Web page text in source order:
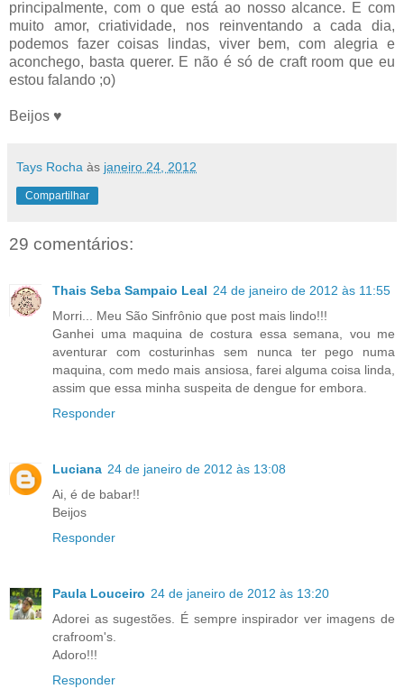
principalmente, com o que está ao nosso alcance. E com
muito amor, criatividade, nos reinventando a cada dia,
podemos fazer coisas lindas, viver bem, com alegria e
aconchego, basta querer. E não é só de craft room que eu
estou falando ;o)
Beijos ♥
Tays Rocha às janeiro 24, 2012
Compartilhar
29 comentários:
Thais Seba Sampaio Leal 24 de janeiro de 2012 às 11:55
Morri... Meu São Sinfrônio que post mais lindo!!!
Ganhei uma maquina de costura essa semana, vou me
aventurar com costurinhas sem nunca ter pego numa
maquina, com medo mais ansiosa, farei alguma coisa linda,
assim que essa minha suspeita de dengue for embora.
Responder
Luciana 24 de janeiro de 2012 às 13:08
Ai, é de babar!!
Beijos
Responder
Paula Louceiro 24 de janeiro de 2012 às 13:20
Adorei as sugestões. É sempre inspirador ver imagens de
crafroom's.
Adoro!!!
Responder